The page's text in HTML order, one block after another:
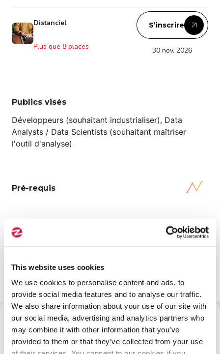
This website uses cookies
We use cookies to personalise content and ads, to
provide social media features and to analyse our traffic.
We also share information about your use of our site with
our social media, advertising and analytics partners who
may combine it with other information that you’ve
provided to them or that they’ve collected from your use
Distanciel
Plus que 8 places 30 nov. 2026
S’inscrire
Publics visés
Développeurs (souhaitant industrialiser), Data
Analysts / Data Scientists (souhaitant maîtriser
l'outil d'analyse)
Pré-requis
Avoir suivi le Module II (Python : Découverte et
Maîtrise des Fondamentaux du Langage)
OUposséder une expérience solide en
Tout savoir sur cette formation